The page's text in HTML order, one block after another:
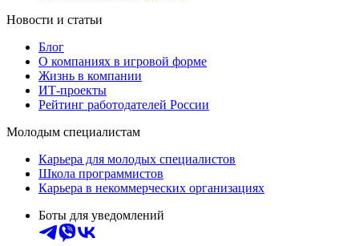
Новости и статьи
Блог
О компаниях в игровой форме
Жизнь в компании
ИТ-проекты
Рейтинг работодателей России
Молодым специалистам
Карьера для молодых специалистов
Школа программистов
Карьера в некоммерческих организациях
Боты для уведомлений